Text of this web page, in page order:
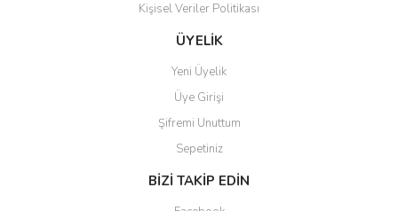
Kişisel Veriler Politikası
ÜYELİK
Yeni Üyelik
Üye Girişi
Şifremi Unuttum
Sepetiniz
BİZİ TAKİP EDİN